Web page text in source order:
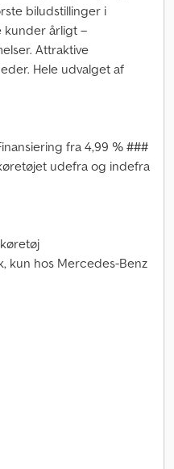
biludstillinger i
kunder årligt –
Attraktive
Hele udvalget af
fra 4,99 % ###
udefra og indefra
kun hos Mercedes-Benz